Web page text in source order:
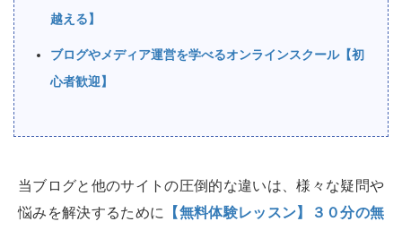
越える】
ブログやメディア運営を学べるオンラインスクール【初
心者歓迎】
当ブログと他のサイトの圧倒的な違いは、様々な疑問や
悩みを解決するために
【無料体験レッスン】３０分の無